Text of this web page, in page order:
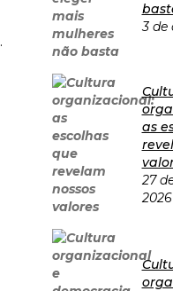
3 de
as
27
2026